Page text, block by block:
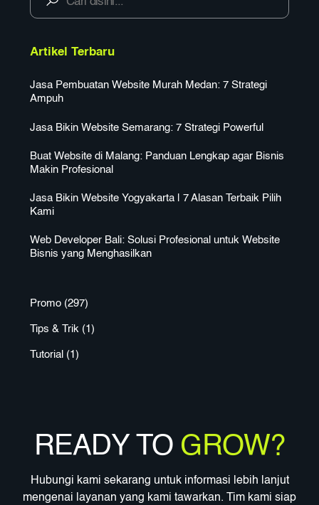
Artikel Terbaru
Jasa Pembuatan Website Murah Medan: 7 Strategi
Ampuh
Jasa Bikin Website Semarang: 7 Strategi Powerful
Buat Website di Malang: Panduan Lengkap agar Bisnis
Makin Profesional
Jasa Bikin Website Yogyakarta | 7 Alasan Terbaik Pilih
Kami
Web Developer Bali: Solusi Profesional untuk Website
Bisnis yang Menghasilkan
Promo (297)
Tips & Trik (1)
Tutorial (1)
READY TO GROW?
Hubungi kami sekarang untuk informasi lebih lanjut
mengenai layanan yang kami tawarkan. Tim kami siap